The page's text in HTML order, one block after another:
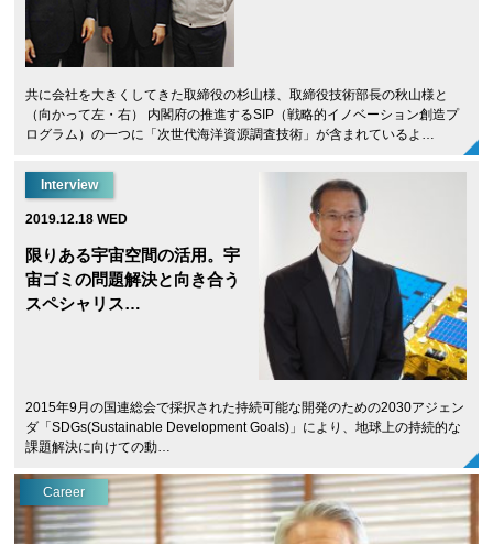
共に会社を大きくしてきた取締役の杉山様、取締役技術部長の秋山様と
（向かって左・右） 内閣府の推進するSIP（戦略的イノベーション創造プ
ログラム）の一つに「次世代海洋資源調査技術」が含まれているよ…
Interview
2019.12.18 WED
限りある宇宙空間の活用。宇
宙ゴミの問題解決と向き合う
スペシャリス…
2015年9月の国連総会で採択された持続可能な開発のための2030アジェン
ダ「SDGs(Sustainable Development Goals)」により、地球上の持続的な
課題解決に向けての動…
Career